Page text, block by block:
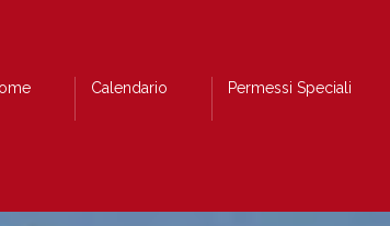
Calendario Permessi Speciali